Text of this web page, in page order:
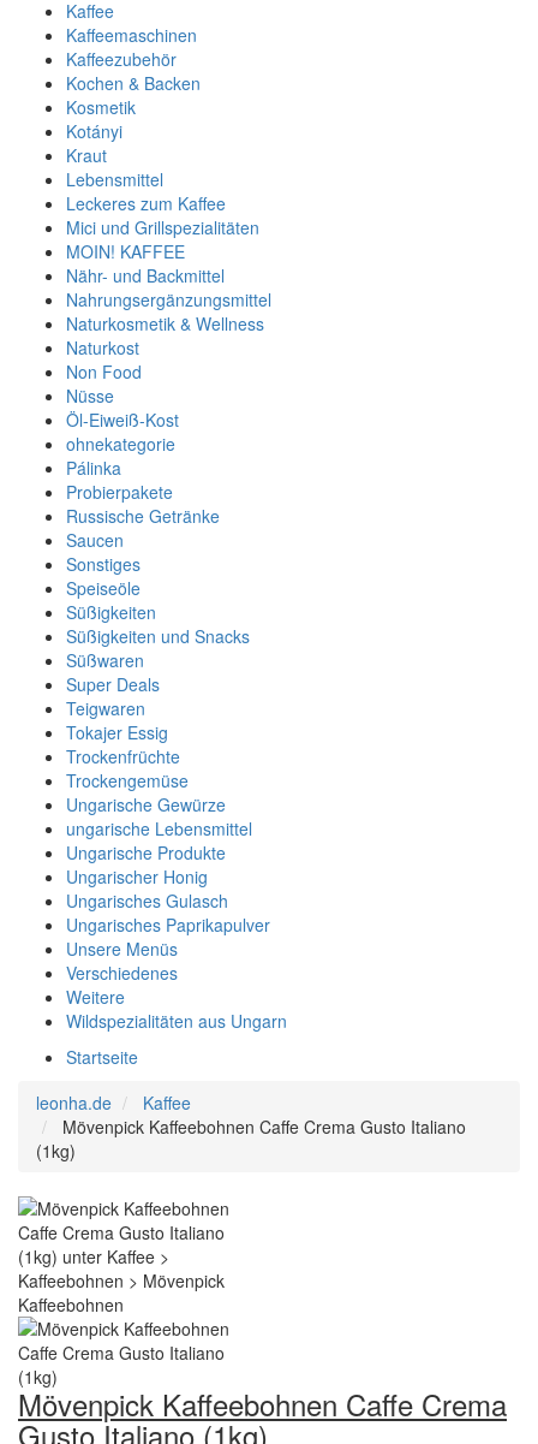
Kaffee
Kaffeemaschinen
Kaffeezubehör
Kochen & Backen
Kosmetik
Kotányi
Kraut
Lebensmittel
Leckeres zum Kaffee
Mici und Grillspezialitäten
MOIN! KAFFEE
Nähr- und Backmittel
Nahrungsergänzungsmittel
Naturkosmetik & Wellness
Naturkost
Non Food
Nüsse
Öl-Eiweiß-Kost
ohnekategorie
Pálinka
Probierpakete
Russische Getränke
Saucen
Sonstiges
Speiseöle
Süßigkeiten
Süßigkeiten und Snacks
Süßwaren
Super Deals
Teigwaren
Tokajer Essig
Trockenfrüchte
Trockengemüse
Ungarische Gewürze
ungarische Lebensmittel
Ungarische Produkte
Ungarischer Honig
Ungarisches Gulasch
Ungarisches Paprikapulver
Unsere Menüs
Verschiedenes
Weitere
Wildspezialitäten aus Ungarn
Startseite
leonha.de
Kaffee
Mövenpick Kaffeebohnen Caffe Crema Gusto Italiano
(1kg)
Mövenpick Kaffeebohnen Caffe Crema
Gusto Italiano (1kg)